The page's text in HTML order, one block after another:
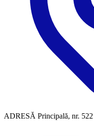
ADRESĂ Principală, nr.